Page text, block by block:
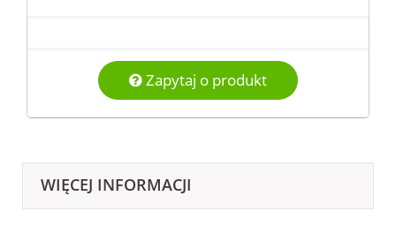
Zapytaj o produkt
WIĘCEJ INFORMACJI